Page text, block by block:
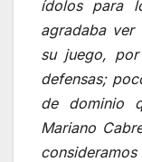
ídolos para
agradaba
su juego,
defensas;
de dominio
Mariano